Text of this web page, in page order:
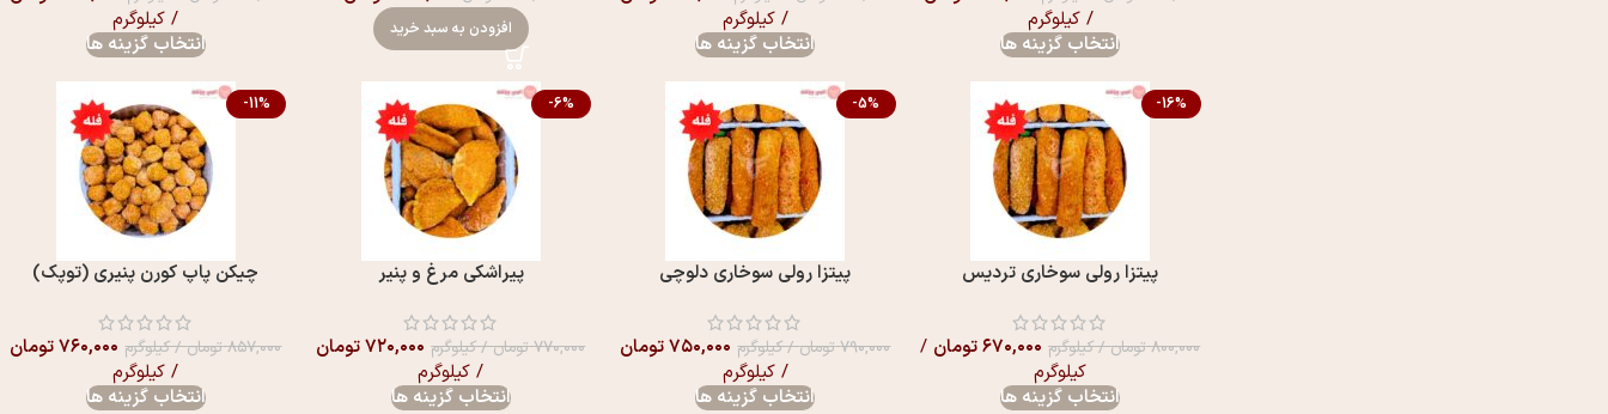
/ کیلوگرم
انتخاب گزینه ها
/ کیلوگرم
انتخاب گزینه ها
افزودن به سبد خرید
/ کیلوگرم
انتخاب گزینه ها
-16%
پیتزا رولی سوخاری تردیس
۸۰۰,۰۰۰تومان/ کیلوگرم ۶۷۰,۰۰۰تومان /
کیلوگرم
انتخاب گزینه ها
-5%
پیتزا رولی سوخاری دلوچی
۷۹۰,۰۰۰تومان/ کیلوگرم ۷۵۰,۰۰۰تومان
/ کیلوگرم
انتخاب گزینه ها
-6%
پیراشکی مرغ و پنیر
۷۷۰,۰۰۰تومان/ کیلوگرم ۷۲۰,۰۰۰تومان
/ کیلوگرم
انتخاب گزینه ها
-11%
چیکن پاپ کورن پنیری (توپک)
۸۵۷,۰۰۰تومان/ کیلوگرم ۷۶۰,۰۰۰تومان
/ کیلوگرم
انتخاب گزینه ها